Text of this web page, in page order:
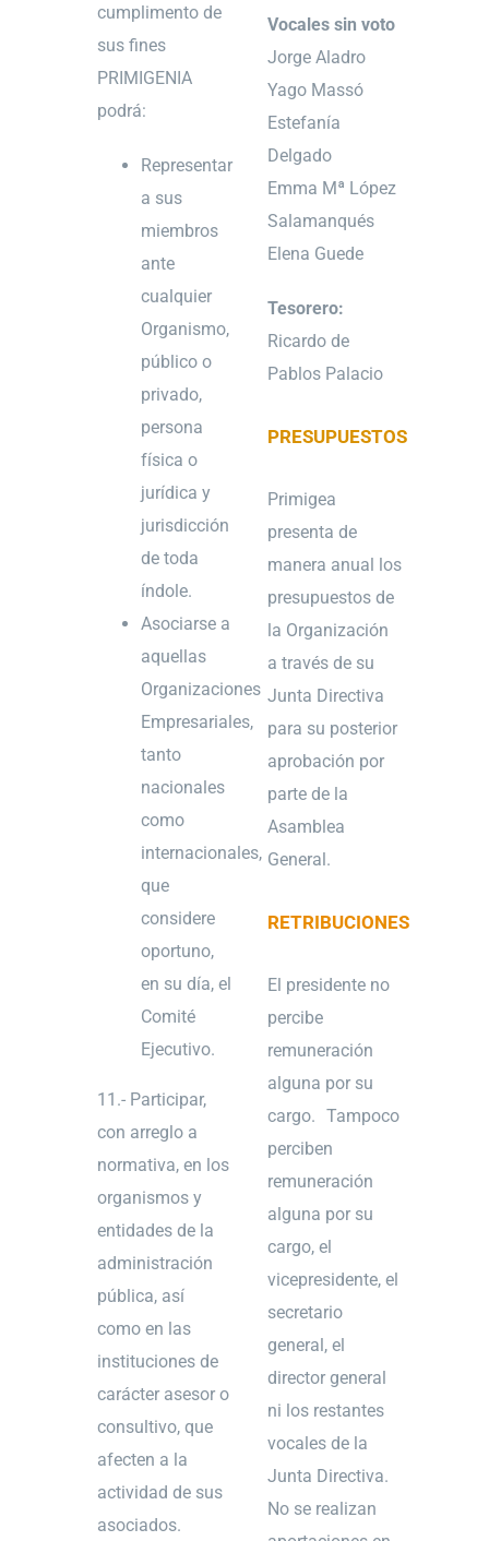
cumplimento de
sus fines
PRIMIGENIA
podrá:
Representar
a sus
miembros
ante
cualquier
Organismo,
público o
privado,
persona
física o
jurídica y
jurisdicción
de toda
índole.
Asociarse a
aquellas
Organizaciones
Empresariales,
tanto
nacionales
como
internacionales,
que
considere
oportuno,
en su día, el
Comité
Ejecutivo.
11.- Participar,
con arreglo a
normativa, en los
organismos y
entidades de la
administración
pública, así
como en las
instituciones de
carácter asesor o
consultivo, que
afecten a la
actividad de sus
asociados.
Vocales sin voto
Jorge Aladro
Yago Massó
Estefanía
Delgado
Emma Mª López
Salamanqués
Elena Guede
Tesorero:
Ricardo de
Pablos Palacio
PRESUPUESTOS
Primigea
presenta de
manera anual los
presupuestos de
la Organización
a través de su
Junta Directiva
para su posterior
aprobación por
parte de la
Asamblea
General.
RETRIBUCIONES
El presidente no
percibe
remuneración
alguna por su
cargo. Tampoco
perciben
remuneración
alguna por su
cargo, el
vicepresidente, el
secretario
general, el
director general
ni los restantes
vocales de la
Junta Directiva.
No se realizan